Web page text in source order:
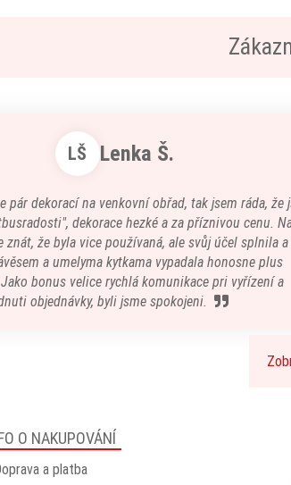
LŠ Lenka Š.
pár dekorací na venkovní obřad, tak jsem ráda, že
dekorace hezké a za příznivou cenu.
znát, že byla vice používaná, ale svůj účel splnila
a umelyma kytkama vypadala honosne plus
bonus velice rychlá komunikace pri vyřízení a
objednávky, byli jsme spokojeni.
O NAKUPOVÁNÍ
a platba